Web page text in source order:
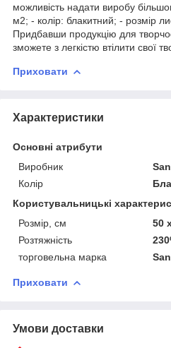
можливість надати виробу
м2; - колір: блакитний; - розмір
Придбавши продукцію для
зможете з легкістю втілити свої
Приховати
Характеристики
Основні атрибути
Виробник
Колір
Користувальницькі
Розмір, см
50
Розтяжність
торговельна марка
Приховати
Умови доставки